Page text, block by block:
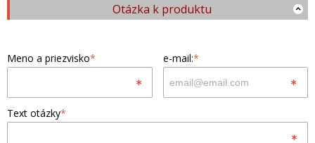
Otázka k produktu
Meno a priezvisko* e-mail:*
Text otázky*